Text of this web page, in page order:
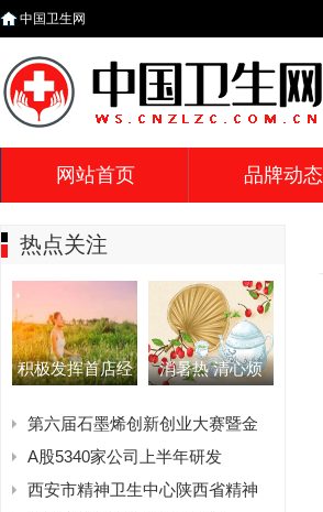
中国卫生网
网站首页 品牌动态
热点关注
积极发挥首店经 消暑热 清心烦
第六届石墨烯创新创业大赛暨金
A股5340家公司上半年研发
西安市精神卫生中心陕西省精神